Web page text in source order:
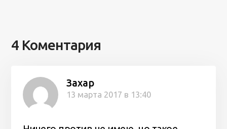
4 Коментария
Захар
13 марта 2017 в 13:40